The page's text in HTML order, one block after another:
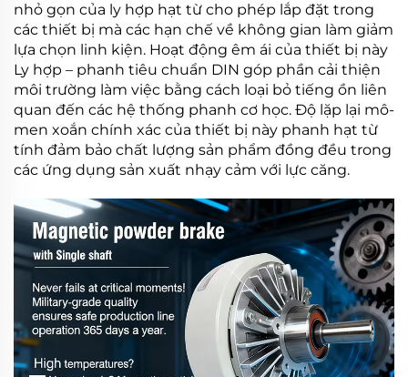
nhỏ gọn của ly hợp hạt từ cho phép lắp đặt trong
các thiết bị mà các hạn chế về không gian làm giảm
lựa chọn linh kiện. Hoạt động êm ái của thiết bị này
Ly hợp – phanh tiêu chuẩn DIN góp phần cải thiện
môi trường làm việc bằng cách loại bỏ tiếng ồn liên
quan đến các hệ thống phanh cơ học. Độ lặp lại mô-
men xoắn chính xác của thiết bị này phanh hạt từ
tính đảm bảo chất lượng sản phẩm đồng đều trong
các ứng dụng sản xuất nhạy cảm với lực căng.